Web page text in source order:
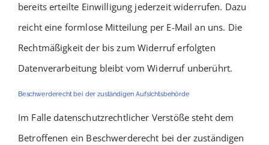
bereits erteilte Einwilligung jederzeit widerrufen. Dazu
reicht eine formlose Mitteilung per E-Mail an uns. Die
Rechtmäßigkeit der bis zum Widerruf erfolgten
Datenverarbeitung bleibt vom Widerruf unberührt.
Beschwerderecht bei der zuständigen Aufsichtsbehörde
Im Falle datenschutzrechtlicher Verstöße steht dem
Betroffenen ein Beschwerderecht bei der zuständigen